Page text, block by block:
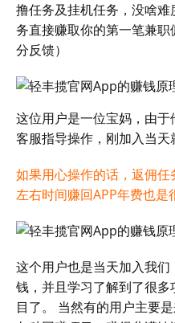
撸任务及挂机任务，没啥
务直接赚取你的第一笔兼
分反馈）
这位用户是一位宝妈，由
客服指导操作，刚加入当天
如果用心操作的话，返佣
左右时间赚回APP年费也是
这个用户也是当天加入我
钱，并且学习了解到了很
目了。 当然有的用户主要